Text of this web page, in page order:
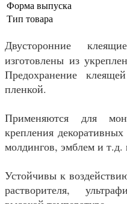
Форма выпуска
Тип товара
Двусторонние
изготовлены из
Предохранение
пленкой.
Применяются для
крепления
молдингов, эмблем и т.д.
Устойчивы к
растворителя,